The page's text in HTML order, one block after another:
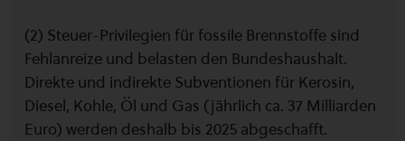
(2) Steuer-Privilegien für fossile Brennstoffe sind
Fehlanreize und belasten den Bundeshaushalt.
Direkte und indirekte Subventionen für Kerosin,
Diesel, Kohle, Öl und Gas (jährlich ca. 37 Milliarden
Euro) werden deshalb bis 2025 abgeschafft.